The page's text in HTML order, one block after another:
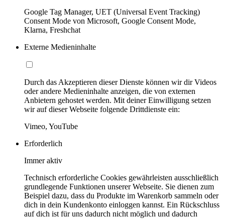
Google Tag Manager, UET (Universal Event Tracking)
Consent Mode von Microsoft, Google Consent Mode,
Klarna, Freshchat
Externe Medieninhalte
Durch das Akzeptieren dieser Dienste können wir dir Videos
oder andere Medieninhalte anzeigen, die von externen
Anbietern gehostet werden. Mit deiner Einwilligung setzen
wir auf dieser Webseite folgende Drittdienste ein:
Vimeo, YouTube
Erforderlich
Immer aktiv
Technisch erforderliche Cookies gewährleisten ausschließlich
grundlegende Funktionen unserer Webseite. Sie dienen zum
Beispiel dazu, dass du Produkte im Warenkorb sammeln oder
dich in dein Kundenkonto einloggen kannst. Ein Rückschluss
auf dich ist für uns dadurch nicht möglich und dadurch